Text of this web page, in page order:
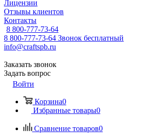
Лицензии
Отзывы клиентов
Контакты
8 800-777-73-64
8 800-777-73-64 Звонок бесплатный
info@craftspb.ru
Заказать звонок
Задать вопрос
Войти
Корзина0
Избранные товары0
Сравнение товаров0